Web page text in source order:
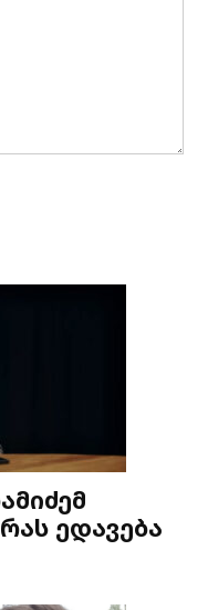
ედავება